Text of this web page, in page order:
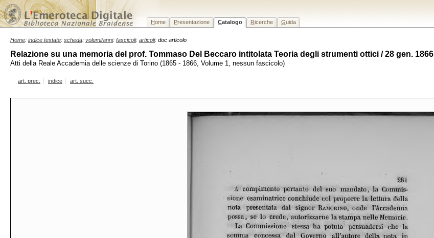
Home Presentazione Catalogo Ricerche Guida
Home: indice testate: scheda: volumi/anni: fascicoli: articoli: doc articolo
Relazione su una memoria del prof. Tommaso Del Beccaro intitolata Teoria degli strumenti ottici / 28 gen. 1866
Atti della Reale Accademia delle scienze di Torino (1865 - 1866, Volume 1, nessun fascicolo)
art. prec. indice art. succ.